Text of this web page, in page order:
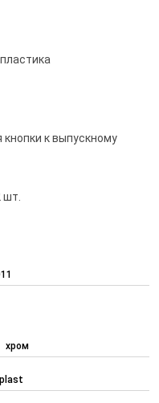
к выпускному
хром